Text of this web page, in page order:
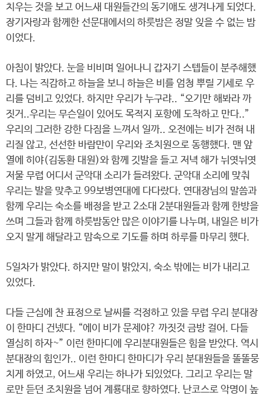
치우는 것을 보고 어느새 대원들간의 동기애도 생겨나게 되었다.
장기자랑과 함께한 선문대에서의 하룻밤은 정말 잊을 수 없는 밤
이었다.
아침이 밝았다. 눈을 비비며 일어나니 갑자기 스텝들이 분주해했
다. 나는 직감하고 하늘을 보니 하늘은 비를 엄청 뿌릴 기세로 우
리를 덤비고 있었다. 하지만 우리가 누구랴.. “오기만 해봐라 까
짓거..우리는 무슨일이 있어도 목적지 포항에 도착하고 만다..”
우리의 그러한 강한 다짐을 느껴서 일까.. 오전에는 비가 전혀 내
리질 않고, 선선한 바람만이 우리와 조치원으로 동행했다. 맨 앞
열에 히야(김동환 대원)와 함께 깃발을 들고 저녁 해가 뉘엿뉘엿
저물 무렵 어디서 군악대 소리가 들려왔다. 군악대 소리에 맞춰
우리는 발을 맞추고 99보병연대에 다다랐다. 연대장님의 말씀과
함께 우리는 숙소를 배정을 받고 2소대 2분대원들과 함께 한방을
쓰며 그들과 함께 하룻밤동안 많은 이야기를 나누며, 내일은 비가
오지 말게 해달라고 맘속으로 기도를 하며 하루를 마무리 했다.
5일차가 밝았다. 하지만 말이 밝았지, 숙소 밖에는 비가 내리고
있었다.
다들 근심에 찬 표정으로 날씨를 걱정하고 있을 무렵 우리 분대장
이 한마디 건넸다. “에이 비가 문제야? 까짓것 금방 걸어. 다들
열심히 하자~” 이런 한마디에 우리분대원들은 힘을 받았다. 역시
분대장의 힘인가.. 이런 한마디 한마디가 우리 분대원들을 똘똘뭉
치게 하였고, 어느새 우리는 하나가 되있었다. 그리고 우리는 말
로만 듣던 조치원을 넘어 계룡대로 향하였다. 난코스로 악명이 높